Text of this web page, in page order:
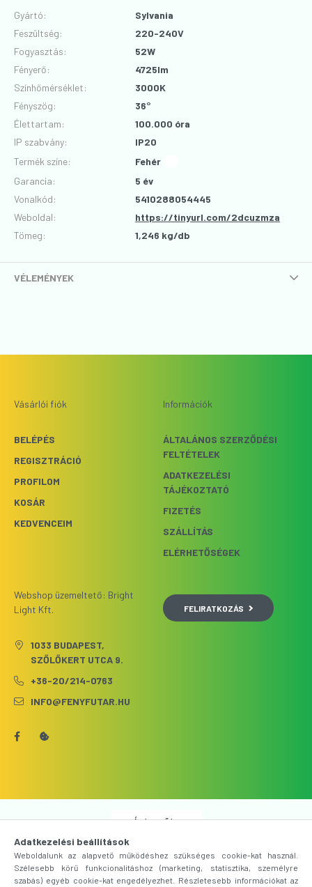
Gyártó:
Sylvania
Feszültség:
220-240V
Fogyasztás:
52W
Fényerő:
4725lm
Színhőmérséklet:
3000K
Fényszög:
36°
Élettartam:
100.000 óra
IP szabvány:
IP20
Termék színe:
Fehér
Garancia:
5 év
Vonalkód:
5410288054445
Weboldal:
https://tinyurl.com/2dcuzmza
Tömeg:
1,246 kg/db
VÉLEMÉNYEK
Vásárlói fiók
BELÉPÉS
REGISZTRÁCIÓ
PROFILOM
KOSÁR
KEDVENCEIM
Információk
ÁLTALÁNOS SZERZŐDÉSI
FELTÉTELEK
ADATKEZELÉSI
TÁJÉKOZTATÓ
FIZETÉS
SZÁLLÍTÁS
ELÉRHETŐSÉGEK
Webshop üzemeltető: Bright
Light Kft.
1033 BUDAPEST,
SZŐLŐKERT UTCA 9.
+36-20/214-0763
INFO@FENYFUTAR.HU
FELIRATKOZÁS
Árukereső.hu
Adatkezelési beállítások
Weboldalunk az alapvető működéshez szükséges cookie-kat használ.
Szélesebb körű funkcionalitáshoz (marketing, statisztika, személyre
szabás) egyéb cookie-kat engedélyezhet. Részletesebb információkat az